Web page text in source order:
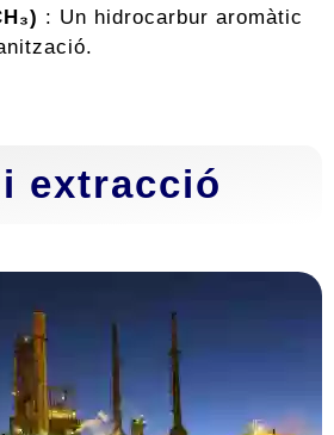
: Un hidrocarbur aromàtic
extracció